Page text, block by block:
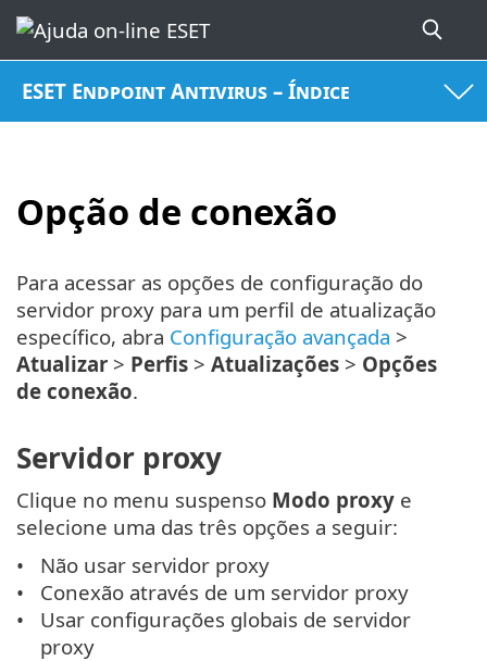
ESET Endpoint Antivirus – Índice
Opção de conexão
Para acessar as opções de configuração do
servidor proxy para um perfil de atualização
específico, abra Configuração avançada >
Atualizar > Perfis > Atualizações > Opções
de conexão.
Servidor proxy
Clique no menu suspenso Modo proxy e
selecione uma das três opções a seguir:
Não usar servidor proxy
Conexão através de um servidor proxy
Usar configurações globais de servidor
proxy